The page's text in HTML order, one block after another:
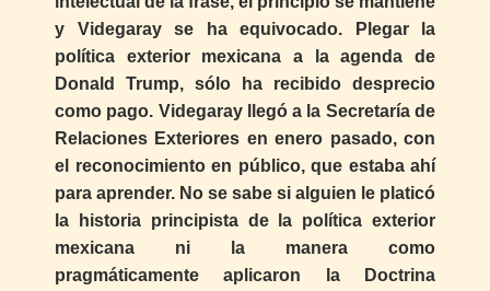
y Videgaray se ha equivocado. Plegar la
política exterior mexicana a la agenda de
Donald Trump, sólo ha recibido desprecio
como pago. Videgaray llegó a la Secretaría de
Relaciones Exteriores en enero pasado, con
el reconocimiento en público, que estaba ahí
para aprender. No se sabe si alguien le platicó
la historia principista de la política exterior
mexicana ni la manera como
pragmáticamente aplicaron la Doctrina